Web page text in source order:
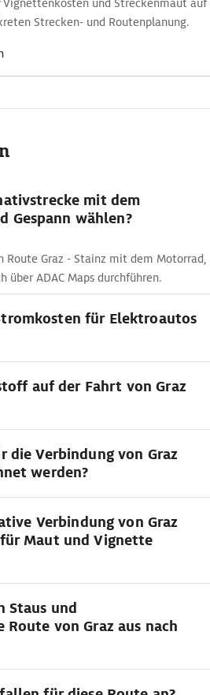
und Streckenmaut auf
Strecken- und Routenplanung.
mit dem
Gespann wählen?
Route Graz - Stainz mit dem Motorrad,
über ADAC Maps durchführen.
für Elektroautos
auf der Fahrt von Graz
die Verbindung von Graz
werden?
Verbindung von Graz
Maut und Vignette
Staus und
von Graz aus nach